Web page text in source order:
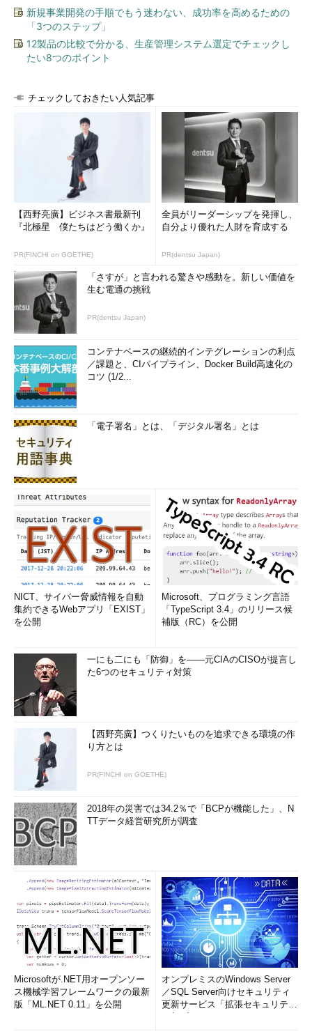
スマホ・ソーシャルゲーム業界：スピード感のある採用活動を展
スマホ・ソーシャルゲーム業界では、新規タイトルのリリース
期間を短くしたり、面接回数を削減したりといった工夫をする企
営業・その他
企業の採用活動が活発化し、バックオフィス関連の新規求人は
倍増した。特に経理職では3倍増と飛躍的に増加している。増員
わない求人が多く、景気の回復を感じさせる結果となった。営業
いる。インターネット広告企業の広告営業や、商品力のあるパッ
ケージソフト（セキュリティソフトや経理ソフトなど）を開発し
ている企業のパッケージソフト営業などは、第二新卒であれば業
界未経験可とする求人が多く、営業経験すら不問の求人も見られ
た。
営業関連職：経験としてニーズが高いのは「法人・新規」
一口に営業と言っても、そのスタイルはさまざまだ。対象は法
人なのか個人なのか、手法は新規開拓なのか既存なのか、自社製
品を直接販売するのか代理店を通じて販売するのか。企業によっ
て組み合わせは異なるが、総じて最もニーズが高いのは「法人・
新規」の営業である。特にネット業界では、ソリューション営業
としてソフトウェア（無形商材）を扱ってきた人が重宝されるこ
バックオフィス：ポテンシャル採用が増加
ポテンシャル採用は全般的に増加し、特に人事の採用部門、営
業事務（サポート）で第二新卒をターゲットにした求人が目立っ
た。専門性の高い職種へのキャリアチェンジを考える第二新卒も
増えていることから、需要と供給のバランスが取れてきていると
いえる。求人数、求職者数の増加に伴い、企業の採用方法に「合
同説明会」「グループ面接」といった“スピードと量”重視の施策
が多く見られるようになった。こうした手法の良い点として、企
メージを持ちやすいことが挙げられる。一方でグループ面接の際
に現職の内容をどこまで話すべきか悩み、アピールしきれないと
いう声も聞かれた。
新規事業開発の手順でもう迷わない、成功率を高めるための
「3つのステップ」
12製品の比較で分かる、生産管理システム選定でチェックし
たい8つのポイント
チェックしておきたい人気記事
【西野亮廣】ビジネス書最新刊
『北極星 僕たちはどう働くか』
PR(FINCHI on GOETHE)
全員がリーダーシップを発揮し、
自分より優れた人財を育成する
PR(dentsu Japan)
「さすが」と言われる驚きや感動を。新しい価値を
生む電通の挑戦
PR(dentsu Japan)
コンテナベースの継続的インテグレーションの利点
／課題と、CIパイプライン、Docker Build高速化の
コツ (1/2...
「電子署名」とは、「デジタル署名」とは
NICT、サイバー脅威情報を自動
集約できるWebアプリ「EXIST」
を公開
Microsoft、プログラミング言語
「TypeScript 3.4」のリリース候
補版（RC）を公開
一にも二にも「防御」を――元CIAのCISOが提言し
た6つのセキュリティ対策
【西野亮廣】つくりたいものを追求できる環境の作
り方とは
PR(FINCHI on GOETHE)
2018年の災害では34.2％で「BCPが機能した」、N
TTデータ経営研究所が調査
Microsoftが.NET用オープンソー
ス機械学習フレームワークの最新
版「ML.NET 0.11」を公開
オンプレミスのWindows Server
／SQL Server向けセキュリティ
更新サービス「拡張セキュリティ